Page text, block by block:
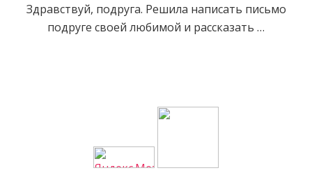
Здравствуй, подруга. Решила написать письмо
подруге своей любимой и рассказать …